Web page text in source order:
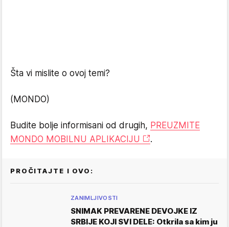
Šta vi mislite o ovoj temi?
(MONDO)
Budite bolje informisani od drugih, PREUZMITE
MONDO MOBILNU APLIKACIJU
.
PROČITAJTE I OVO:
ZANIMLJIVOSTI
SNIMAK PREVARENE DEVOJKE IZ
SRBIJE KOJI SVI DELE: Otkrila sa kim ju